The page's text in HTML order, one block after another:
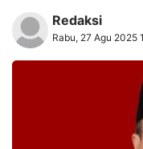
Redaksi
Rabu, 27 Agu 2025